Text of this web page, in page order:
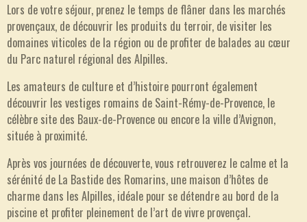
Lors de votre séjour, prenez le temps de flâner dans les marchés
provençaux, de découvrir les produits du terroir, de visiter les
domaines viticoles de la région ou de profiter de balades au cœur
du Parc naturel régional des Alpilles.
Les amateurs de culture et d’histoire pourront également
découvrir les vestiges romains de Saint-Rémy-de-Provence, le
célèbre site des Baux-de-Provence ou encore la ville d’Avignon,
située à proximité.
Après vos journées de découverte, vous retrouverez le calme et la
sérénité de La Bastide des Romarins, une maison d’hôtes de
charme dans les Alpilles, idéale pour se détendre au bord de la
piscine et profiter pleinement de l’art de vivre provençal.